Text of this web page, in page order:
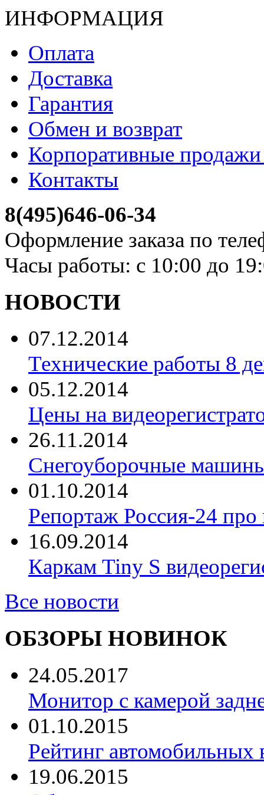
ИНФОРМАЦИЯ
Оплата
Доставка
Гарантия
Обмен и возврат
Корпоративные
Контакты
8(495)646-06-34
Оформление заказа по
Часы работы: с 10:00 до
НОВОСТИ
07.12.2014
Технические работы 8
05.12.2014
Цены на
26.11.2014
Снегоуборочные машины
01.10.2014
Репортаж Россия-24 про
16.09.2014
Каркам Tiny S
Все новости
ОБЗОРЫ НОВИНОК
24.05.2017
Монитор с камерой
01.10.2015
Рейтинг автомобильных
19.06.2015